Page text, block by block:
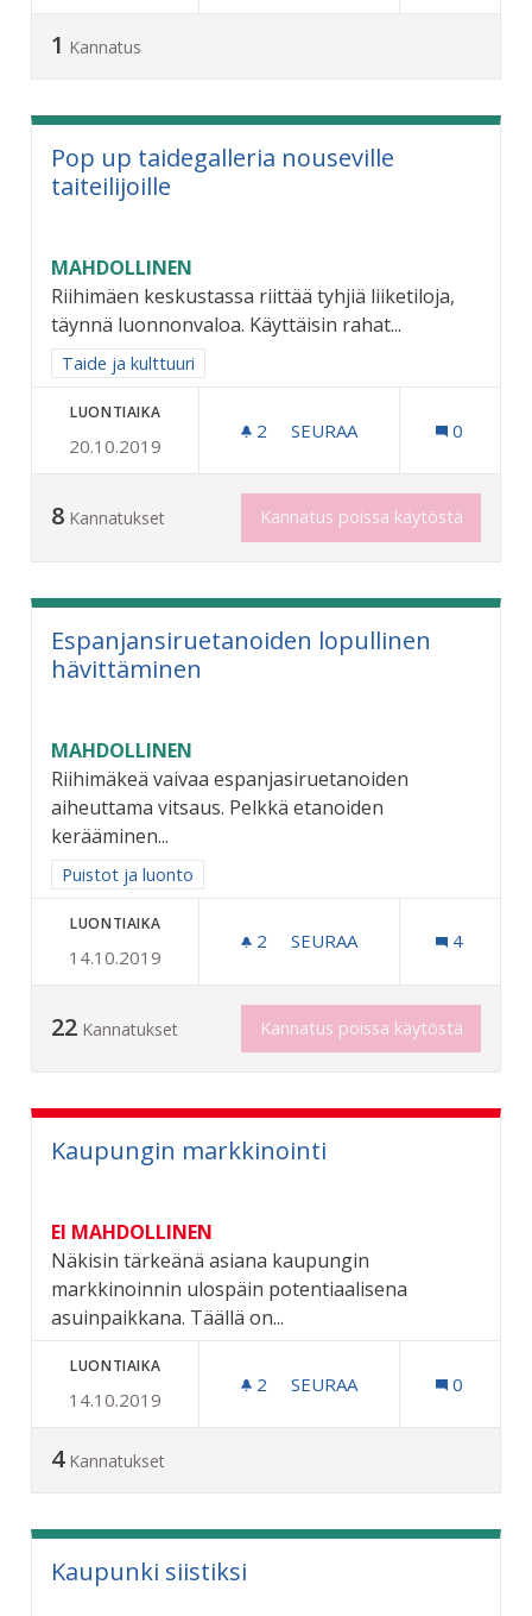
1 Kannatus
Pop up taidegalleria nouseville
taiteilijoille
MAHDOLLINEN
Riihimäen keskustassa riittää tyhjiä liiketiloja,
täynnä luonnonvaloa. Käyttäisin rahat...
Rajaa tulokset aihepiirin mukaan: Taide ja kulttuuri
Taide ja kulttuuri
LUONTIAIKA
20.10.2019
2 2 SEURAAJAA
SEURAA 0
8 Kannatukset Kannatus poissa käytöstä
Espanjansiruetanoiden lopullinen
hävittäminen
MAHDOLLINEN
Riihimäkeä vaivaa espanjasiruetanoiden
aiheuttama vitsaus. Pelkkä etanoiden
kerääminen...
Rajaa tulokset aihepiirin mukaan: Puistot ja luonto
Puistot ja luonto
LUONTIAIKA
14.10.2019
2 2 SEURAAJAA
SEURAA 4
22 Kannatukset Kannatus poissa käytöstä
Kaupungin markkinointi
EI MAHDOLLINEN
Näkisin tärkeänä asiana kaupungin
markkinoinnin ulospäin potentiaalisena
asuinpaikkana. Täällä on...
LUONTIAIKA
14.10.2019
2 2 SEURAAJAA
SEURAA 0
4 Kannatukset
Kaupunki siistiksi